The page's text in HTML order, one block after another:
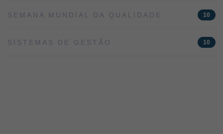
SEMANA MUNDIAL DA QUALIDADE 10
SISTEMAS DE GESTÃO 10